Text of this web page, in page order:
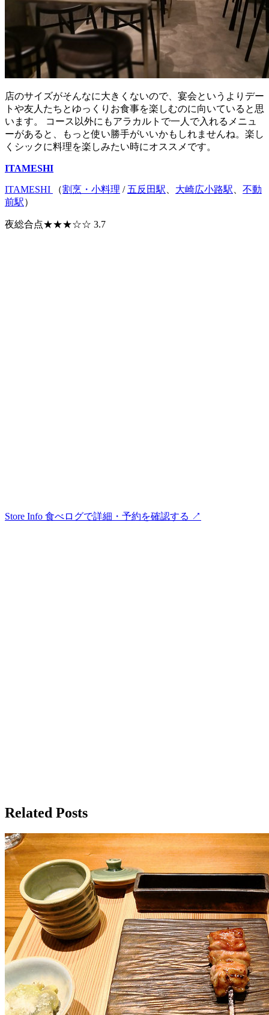
店のサイズがそんなに大きくないので、宴会というよりデー
トや友人たちとゆっくりお食事を楽しむのに向いていると思
います。 コース以外にもアラカルトで一人で入れるメニュ
ーがあると、もっと使い勝手がいいかもしれませんね。楽し
くシックに料理を楽しみたい時にオススメです。
ITAMESHI
ITAMESHI （割烹・小料理 / 五反田駅 大崎広小路駅
不動
前駅）
夜総合点★★★☆☆ 3.7
Store Info 食べログで詳細・予約を確認する ↗︎
Related Posts